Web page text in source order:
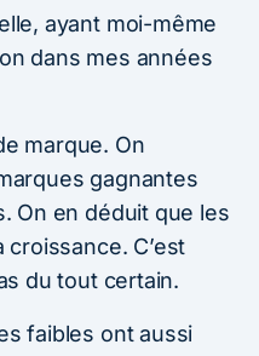
ayant moi-même
dans mes années
marque. On
gagnantes
On en déduit que les
C’est
du tout certain.
faibles ont aussi